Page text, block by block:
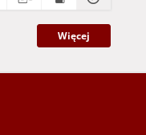
Więcej